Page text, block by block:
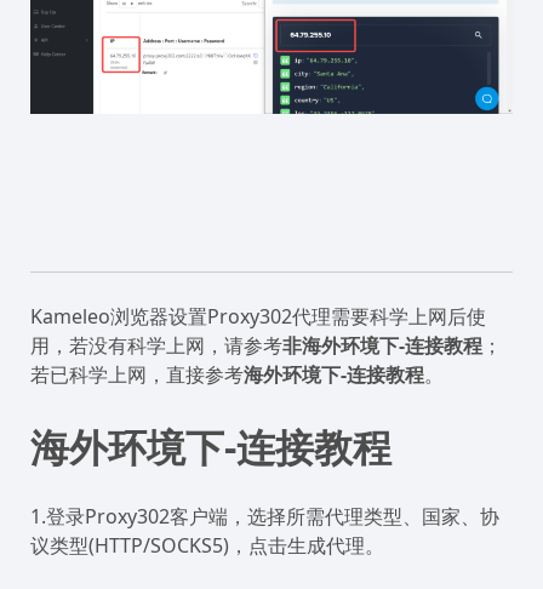
Kameleo浏览器设置Proxy302代理需要科学上网后使
用，若没有科学上网，请参考非海外环境下-连接教程 ；
若已科学上网，直接参考海外环境下-连接教程。
海外环境下-连接教程
1.登录Proxy302客户端，选择所需代理类型、国家、协
议类型(HTTP/SOCKS5)，点击生成代理。